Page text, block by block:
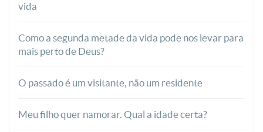
vida
Como a segunda metade da vida pode nos levar para
mais perto de Deus?
O passado é um visitante, não um residente
Meu filho quer namorar. Qual a idade certa?